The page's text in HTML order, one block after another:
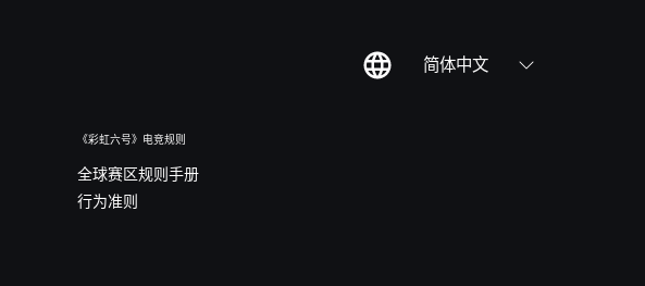
简体中文
《彩虹六号》电竞规则
全球赛区规则手册
行为准则